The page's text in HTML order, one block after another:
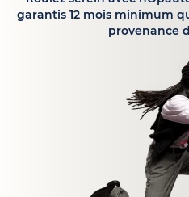
garantis 12 mois minimum
provenance